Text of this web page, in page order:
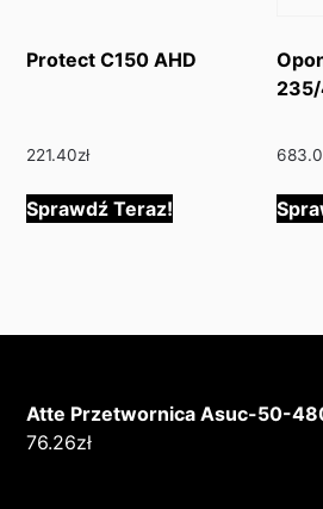
Protect C150 AHD
221.40zł
Sprawdź Teraz!
Atte Przetwornica Asuc-50-
76.26zł